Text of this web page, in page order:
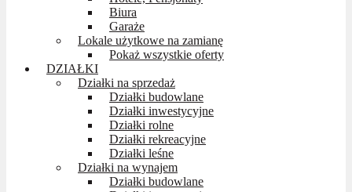
Biura
Garaże
Lokale użytkowe na zamianę
Pokaż wszystkie oferty
DZIAŁKI
Działki na sprzedaż
Działki budowlane
Działki inwestycyjne
Działki rolne
Działki rekreacyjne
Działki leśne
Działki na wynajem
Działki budowlane